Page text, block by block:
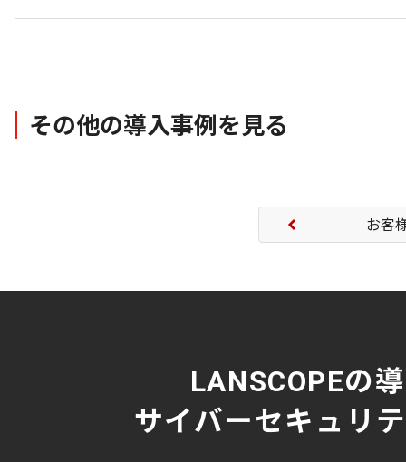
その他の導入事例を見る
お客
LANSCOPEの
サイバーセキュリ